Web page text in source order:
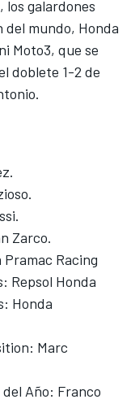
, los galardones
del mundo, Honda
Moto3, que se
doblete 1-2 de
Zarco.
Racing
Repsol Honda
Honda
Marc
Año: Franco